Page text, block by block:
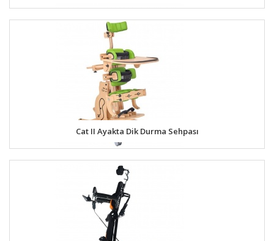
Cat II Ayakta Dik Durma Sehpası